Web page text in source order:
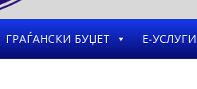
ГРАЃАНСКИ БУЏЕТ Е-УСЛУГИ